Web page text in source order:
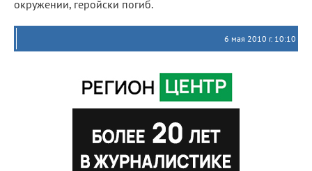
окружении, геройски погиб.
6 мая 2010 г. 10:10